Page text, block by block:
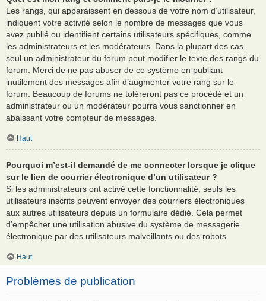
Les rangs, qui apparaissent en dessous de votre nom d’utilisateur,
indiquent votre activité selon le nombre de messages que vous
avez publié ou identifient certains utilisateurs spécifiques, comme
les administrateurs et les modérateurs. Dans la plupart des cas,
seul un administrateur du forum peut modifier le texte des rangs du
forum. Merci de ne pas abuser de ce système en publiant
inutilement des messages afin d’augmenter votre rang sur le
forum. Beaucoup de forums ne toléreront pas ce procédé et un
administrateur ou un modérateur pourra vous sanctionner en
abaissant votre compteur de messages.
Haut
Pourquoi m’est-il demandé de me connecter lorsque je clique
sur le lien de courrier électronique d’un utilisateur ?
Si les administrateurs ont activé cette fonctionnalité, seuls les
utilisateurs inscrits peuvent envoyer des courriers électroniques
aux autres utilisateurs depuis un formulaire dédié. Cela permet
d’empêcher une utilisation abusive du système de messagerie
électronique par des utilisateurs malveillants ou des robots.
Haut
Problèmes de publication